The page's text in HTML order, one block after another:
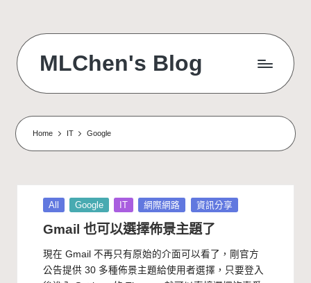
content
MLChen's Blog
Home IT Google
Posted
All Google IT 網際網路 資訊分享
Gmail 也可以選擇佈景主題了
現在 Gmail 不再只有原始的介面可以看了，剛官方
公告提供 30 多種佈景主題給使用者選擇，只要登入